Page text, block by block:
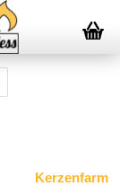
Kerzenfarm